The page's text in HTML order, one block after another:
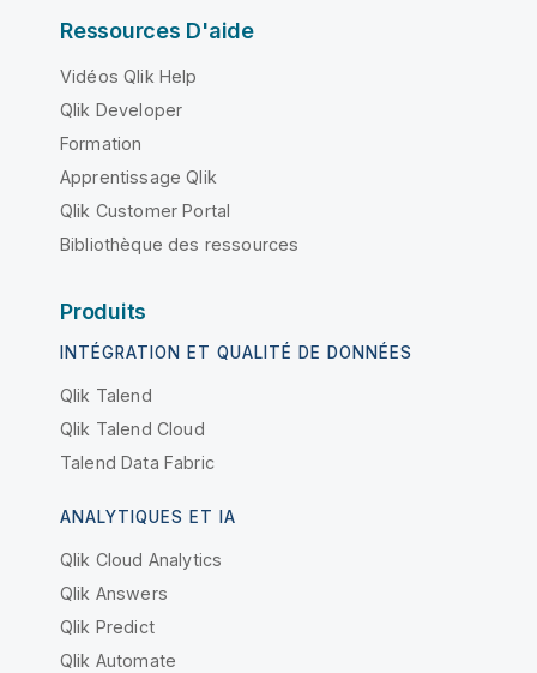
Ressources D'aide
Vidéos Qlik Help
Qlik Developer
Formation
Apprentissage Qlik
Qlik Customer Portal
Bibliothèque des ressources
Produits
INTÉGRATION ET QUALITÉ DE DONNÉES
Qlik Talend
Qlik Talend Cloud
Talend Data Fabric
ANALYTIQUES ET IA
Qlik Cloud Analytics
Qlik Answers
Qlik Predict
Qlik Automate